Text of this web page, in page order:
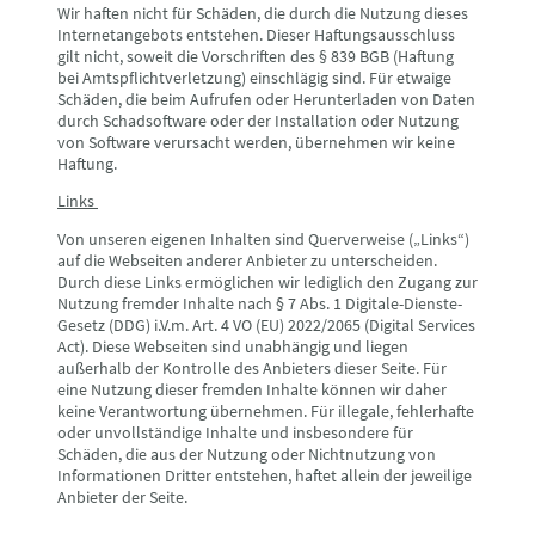
Wir haften nicht für Schäden, die durch die Nutzung dieses
Internetangebots entstehen. Dieser Haftungsausschluss
gilt nicht, soweit die Vorschriften des § 839 BGB (Haftung
bei Amtspflichtverletzung) einschlägig sind. Für etwaige
Schäden, die beim Aufrufen oder Herunterladen von Daten
durch Schadsoftware oder der Installation oder Nutzung
von Software verursacht werden, übernehmen wir keine
Haftung.
Links
Von unseren eigenen Inhalten sind Querverweise („Links“)
auf die Webseiten anderer Anbieter zu unterscheiden.
Durch diese Links ermöglichen wir lediglich den Zugang zur
Nutzung fremder Inhalte nach § 7 Abs. 1 Digitale-Dienste-
Gesetz (DDG) i.V.m. Art. 4 VO (EU) 2022/2065 (Digital Services
Act). Diese Webseiten sind unabhängig und liegen
außerhalb der Kontrolle des Anbieters dieser Seite. Für
eine Nutzung dieser fremden Inhalte können wir daher
keine Verantwortung übernehmen. Für illegale, fehlerhafte
oder unvollständige Inhalte und insbesondere für
Schäden, die aus der Nutzung oder Nichtnutzung von
Informationen Dritter entstehen, haftet allein der jeweilige
Anbieter der Seite.